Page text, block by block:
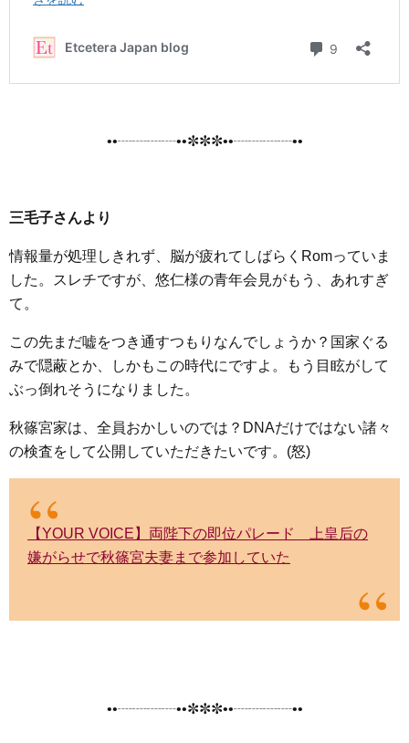
••┈┈┈┈••✼✼✼••┈┈┈┈••
三毛子さんより
情報量が処理しきれず、脳が疲れてしばらくRomっていま
した。スレチですが、悠仁様の青年会見がもう、あれすぎ
て。
この先まだ嘘をつき通すつもりなんでしょうか？国家ぐる
みで隠蔽とか、しかもこの時代にですよ。もう目眩がして
ぶっ倒れそうになりました。
秋篠宮家は、全員おかしいのでは？DNAだけではない諸々
の検査をして公開していただきたいです。(怒)
【YOUR VOICE】両陛下の即位パレード 上皇后の
嫌がらせで秋篠宮夫妻まで参加していた
••┈┈┈┈••✼✼✼••┈┈┈┈••